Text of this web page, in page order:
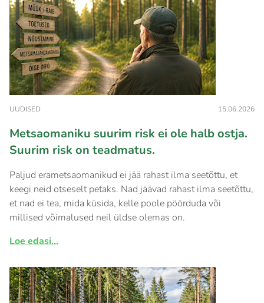
UUDISED 15.06.2026
Metsaomaniku suurim risk ei ole halb ostja.
Suurim risk on teadmatus.
Paljud erametsaomanikud ei jää rahast ilma seetõttu, et
keegi neid otseselt petaks. Nad jäävad rahast ilma seetõttu,
et nad ei tea, mida küsida, kelle poole pöörduda või
millised võimalused neil üldse olemas on.
Loe edasi...